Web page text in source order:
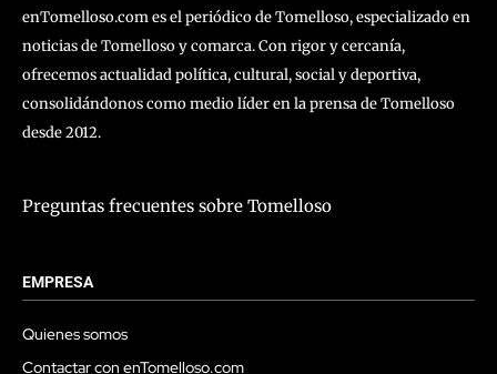
enTomelloso.com es el periódico de Tomelloso, especializado en
noticias de Tomelloso y comarca. Con rigor y cercanía,
ofrecemos actualidad política, cultural, social y deportiva,
consolidándonos como medio líder en la prensa de Tomelloso
desde 2012.
Preguntas frecuentes sobre Tomelloso
EMPRESA
Quienes somos
Contactar con enTomelloso.com